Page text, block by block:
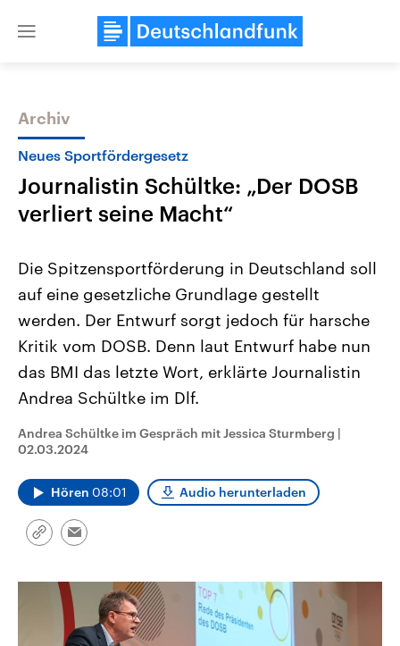
Close
Themen
Aktuelle Beiträge, Analysen und
Hintergründe
Wirtschaftlich und militärisch
gehören die Vereinigten Staaten zu
den mächtigsten Ländern der Erde,
mit großem Einfluss auf das
Nahostkonflikt
Aktuelle Lage und
Der Überfall der
Terrororganisation Hamas
Oktober 2023 auf Israel
Region wieder die Gewalt
Libanon vom Iran
Sendungen
Audio-Archiv
Archiv
Neues Sportfördergesetz
Journalistin Schültke: „Der DOSB
verliert seine Macht“
Die Spitzensportförderung in Deutschland soll
auf eine gesetzliche Grundlage gestellt
werden. Der Entwurf sorgt jedoch für harsche
Kritik vom DOSB. Denn laut Entwurf habe nun
das BMI das letzte Wort, erklärte Journalistin
Andrea Schültke im Dlf.
Andrea Schültke im Gespräch mit Jessica Sturmberg |
02.03.2024
Hören 08:01 Audio herunterladen
Link
Email